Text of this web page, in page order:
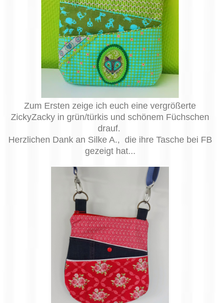
Zum Ersten zeige ich euch eine vergrößerte
ZickyZacky in grün/türkis und schönem Füchschen
drauf.
Herzlichen Dank an Silke A., die ihre Tasche bei FB
gezeigt hat...